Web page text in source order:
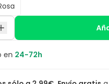
en 24-72h